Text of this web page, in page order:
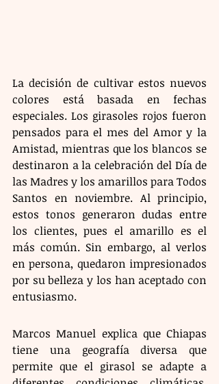
La decisión de cultivar estos nuevos
colores está basada en fechas
especiales. Los girasoles rojos fueron
pensados para el mes del Amor y la
Amistad, mientras que los blancos se
destinaron a la celebración del Día de
las Madres y los amarillos para Todos
Santos en noviembre. Al principio,
estos tonos generaron dudas entre
los clientes, pues el amarillo es el
más común. Sin embargo, al verlos
en persona, quedaron impresionados
por su belleza y los han aceptado con
entusiasmo.
Marcos Manuel explica que Chiapas
tiene una geografía diversa que
permite que el girasol se adapte a